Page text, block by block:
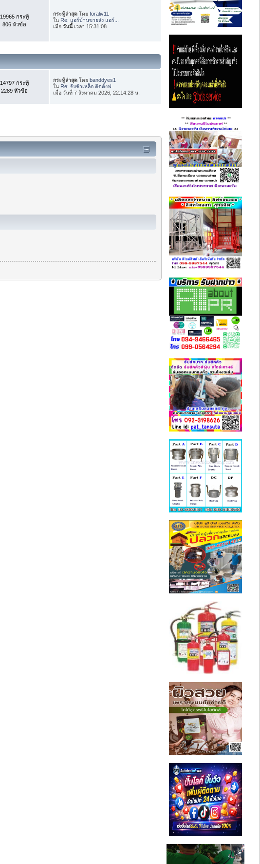
19965 กระทู้
806 หัวข้อ
กระทู้ล่าสุด โดยforaliv11
ใน Re: แอร์บ้านขายส่ง แอร์...
เมื่อวันนี้เวลา 15:31:08
14797 กระทู้
2289 หัวข้อ
กระทู้ล่าสุด โดยbanddyes1
ใน Re: ชิงช้าเหล็ก ติดตั้งฟ...
เมื่อ วันที่ 7 สิงหาคม 2026, 22:14:28 น.